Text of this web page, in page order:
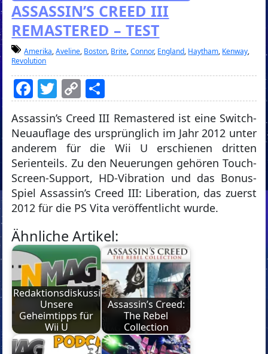
ASSASSIN’S CREED III
REMASTERED – TEST
Amerika,Aveline, Boston, Brite,Connor, England, Haytham, Kenway,
Revolution
Facebook
Twitter
Copy
Link
Assassin’s Creed III Remastered ist eine Switch-
Neuauflage des ursprünglich im Jahr 2012 unter
anderem für die Wii U erschienen dritten
Serienteils. Zu den Neuerungen gehören Touch-
Screen-Support, HD-Vibration und das Bonus-
Spiel Assassin’s Creed III: Liberation, das zuerst
2012 für die PS Vita veröffentlicht wurde.
Ähnliche Artikel:
Redaktionsdiskussion:
Unsere
Geheimtipps für
Wii U
Assassin’s Creed:
The Rebel
Collection